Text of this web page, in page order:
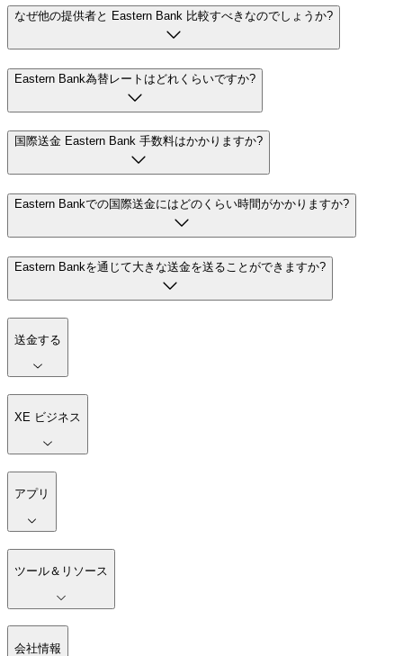
なぜ他の提供者と Eastern Bank 比較すべきなのでしょうか?
Eastern Bank為替レートはどれくらいですか?
国際送金 Eastern Bank 手数料はかかりますか?
Eastern Bankでの国際送金にはどのくらい時間がかかりますか?
Eastern Bankを通じて大きな送金を送ることができますか?
送金する
XE ビジネス
アプリ
ツール＆リソース
会社情報